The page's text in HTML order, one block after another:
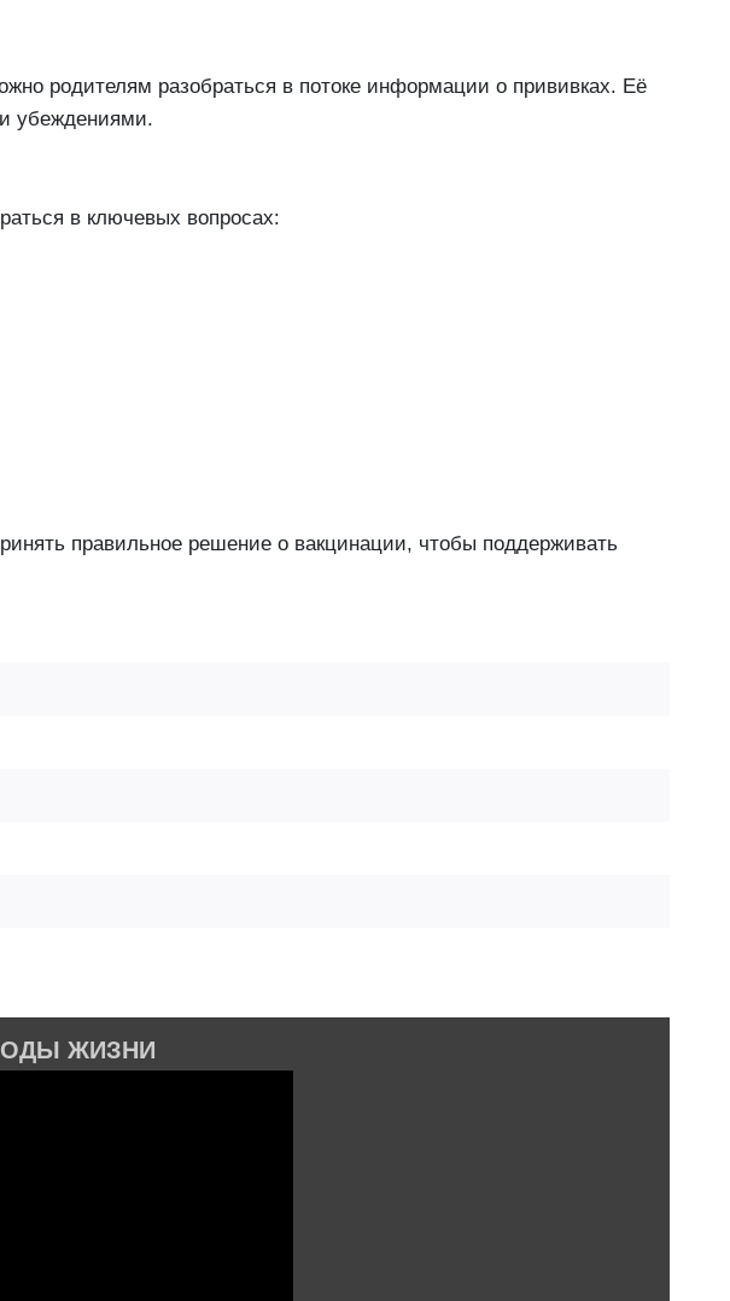
родителям разобраться в потоке информации о прививках. Её
убеждениями.
в ключевых вопросах:
правильное решение о вакцинации, чтобы поддерживать
ЖИЗНИ